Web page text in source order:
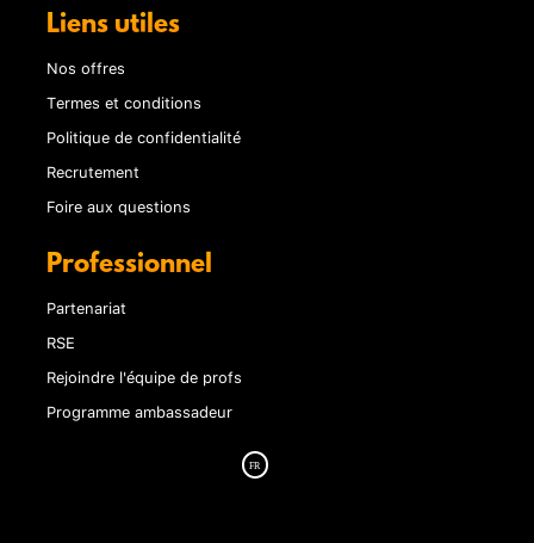
Liens utiles
Nos offres
Termes et conditions
Politique de confidentialité
Recrutement
Foire aux questions
Professionnel
Partenariat
RSE
Rejoindre l'équipe de profs
Programme ambassadeur